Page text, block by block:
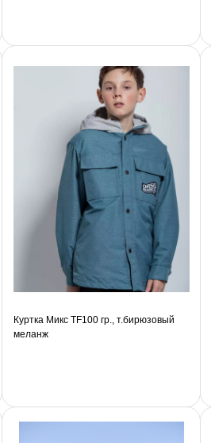
Куртка Микс TF100 гр., т.бирюзовый
меланж